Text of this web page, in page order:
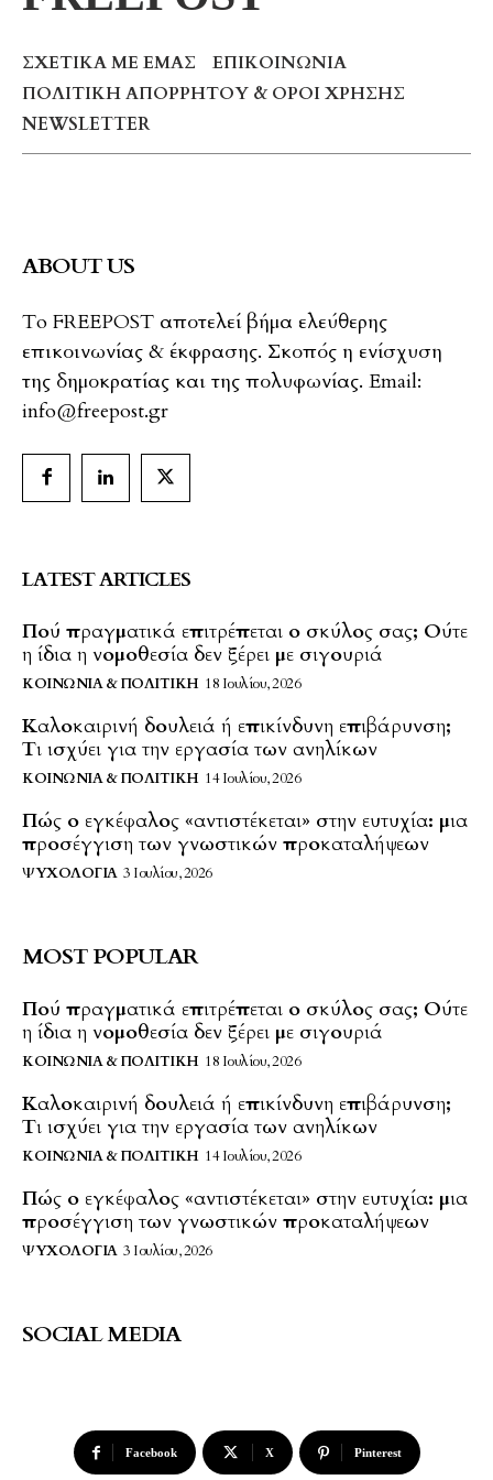
ΣΧΕΤΙΚΆ ΜΕ ΕΜΆΣ
ΕΠΙΚΟΙΝΩΝΊΑ
ΠΟΛΙΤΙΚΉ ΑΠΟΡΡΉΤΟΥ & ΌΡΟΙ ΧΡΉΣΗΣ
NEWSLETTER
ABOUT US
To FREEPOST αποτελεί βήμα ελεύθερης
επικοινωνίας & έκφρασης. Σκοπός η ενίσχυση
της δημοκρατίας και της πολυφωνίας. Email:
info@freepost.gr
LATEST ARTICLES
Πού πραγματικά επιτρέπεται ο σκύλος σας; Ούτε
η ίδια η νομοθεσία δεν ξέρει με σιγουριά
ΚΟΙΝΩΝΊΑ & ΠΟΛΙΤΙΚΉ 18 Ιουλίου, 2026
Καλοκαιρινή δουλειά ή επικίνδυνη επιβάρυνση;
Τι ισχύει για την εργασία των ανηλίκων
ΚΟΙΝΩΝΊΑ & ΠΟΛΙΤΙΚΉ 14 Ιουλίου, 2026
Πώς ο εγκέφαλος «αντιστέκεται» στην ευτυχία: μια
προσέγγιση των γνωστικών προκαταλήψεων
ΨΥΧΟΛΟΓΊΑ 3 Ιουλίου, 2026
MOST POPULAR
Πού πραγματικά επιτρέπεται ο σκύλος σας; Ούτε
η ίδια η νομοθεσία δεν ξέρει με σιγουριά
ΚΟΙΝΩΝΊΑ & ΠΟΛΙΤΙΚΉ 18 Ιουλίου, 2026
Καλοκαιρινή δουλειά ή επικίνδυνη επιβάρυνση;
Τι ισχύει για την εργασία των ανηλίκων
ΚΟΙΝΩΝΊΑ & ΠΟΛΙΤΙΚΉ 14 Ιουλίου, 2026
Πώς ο εγκέφαλος «αντιστέκεται» στην ευτυχία: μια
προσέγγιση των γνωστικών προκαταλήψεων
ΨΥΧΟΛΟΓΊΑ 3 Ιουλίου, 2026
SOCIAL MEDIA
Facebook X Pinterest